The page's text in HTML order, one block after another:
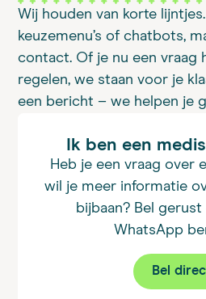
Wij houden van korte
keuzemenu’s of chatbots,
contact. Of je nu een vraag
regelen, we staan voor je
een bericht – we helpen je
Ik ben een
Heb je een vraag over
wil je meer informatie
bijbaan? Bel
WhatsApp
Bel